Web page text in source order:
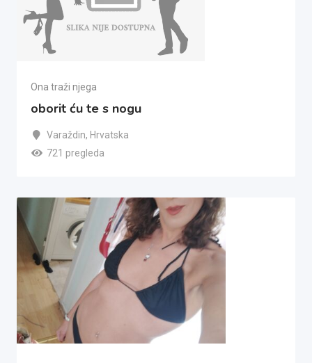
Ona traži njega
oborit ću te s nogu
Varaždin, Hrvatska
721 pregleda